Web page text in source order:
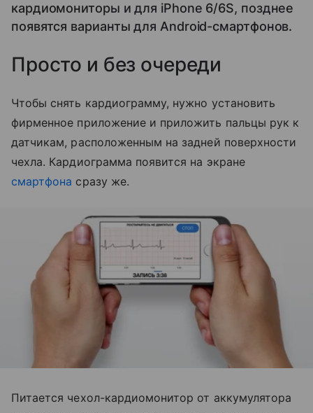
кардиомониторы и для iPhone 6/6S, позднее
появятся варианты для Android-смартфонов.
Просто и без очереди
Чтобы снять кардиограмму, нужно установить
фирменное приложение и приложить пальцы рук к
датчикам, расположенным на задней поверхности
чехла. Кардиограмма появится на экране
смартфона сразу же.
Питается чехол-кардиомонитор от аккумулятора